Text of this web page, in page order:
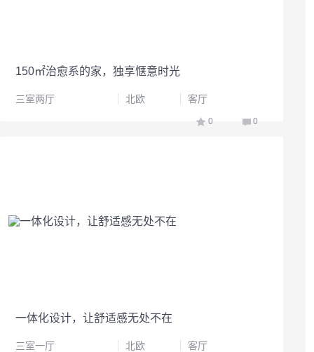
150㎡治愈系的家，独享惬意时光
三室两厅 北欧 客厅
0 0
一体化设计，让舒适感无处不在
三室一厅 北欧 客厅